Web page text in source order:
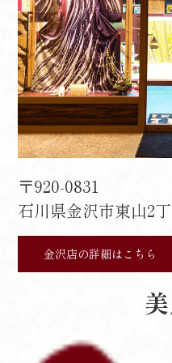
〒920-0831
石川県金沢市東山2
金沢店の詳細はこちら